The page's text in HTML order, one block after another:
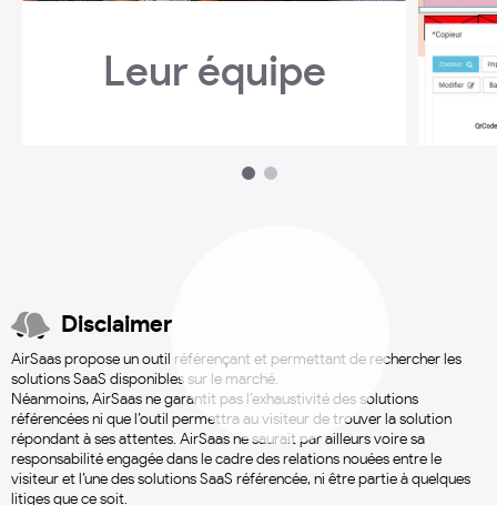
Leur équipe
1 2
Disclaimer
AirSaas propose un outil référençant et permettant de rechercher les
solutions SaaS disponibles sur le marché.
Néanmoins, AirSaas ne garantit pas l’exhaustivité des solutions
référencées ni que l’outil permettra au visiteur de trouver la solution
répondant à ses attentes. AirSaas ne saurait par ailleurs voire sa
responsabilité engagée dans le cadre des relations nouées entre le
visiteur et l’une des solutions SaaS référencée, ni être partie à quelques
litiges que ce soit.